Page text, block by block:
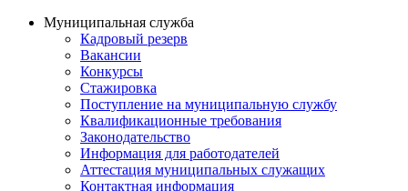
Муниципальная служба
Кадровый резерв
Вакансии
Конкурсы
Стажировка
Поступление на муниципальную службу
Квалификационные требования
Законодательство
Информация для работодателей
Аттестация муниципальных служащих
Контактная информация